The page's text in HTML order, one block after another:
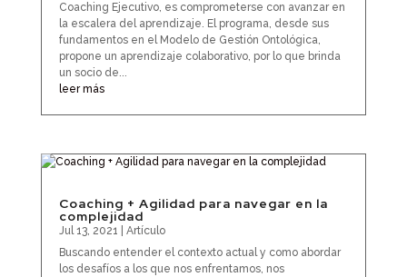
Coaching Ejecutivo, es comprometerse con avanzar en
la escalera del aprendizaje. El programa, desde sus
fundamentos en el Modelo de Gestión Ontológica,
propone un aprendizaje colaborativo, por lo que brinda
un socio de...
leer más
Coaching + Agilidad para navegar en la
complejidad
Jul 13, 2021
Artículo
Buscando entender el contexto actual y como abordar
los desafíos a los que nos enfrentamos, nos